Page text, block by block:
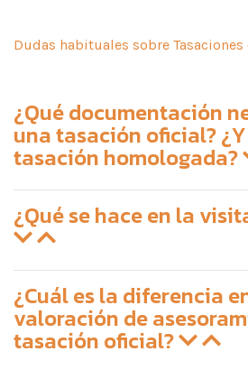
Dudas habituales sobre Tasaciones
¿Qué documentación
una tasación oficial?
tasación homologada?
¿Qué se hace en la
¿Cuál es la diferencia
valoración de
tasación oficial?